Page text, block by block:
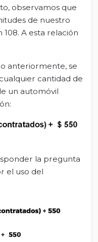
observamos que
de nuestro
A esta relación
anteriormente, se
cantidad de
un automóvil
la pregunta
el uso del